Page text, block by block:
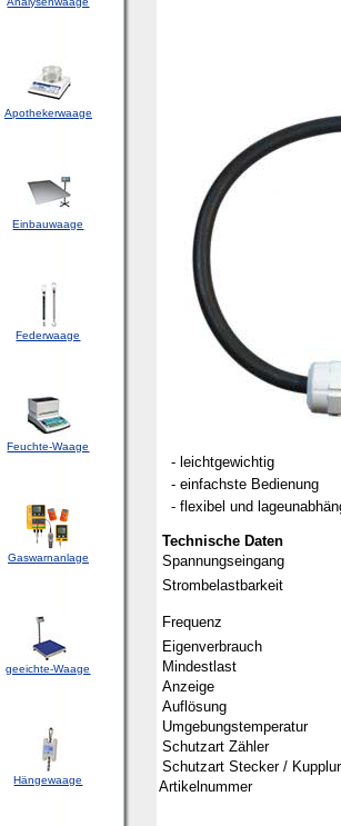
Apothekerwaage
Einbauwaage
Federwaage
Feuchte-Waage
Gaswarnanlage
geeichte-Waage
Hängewaage
- leichtgewichtig
- einfachste Bedienung
- flexibel und
Technische Daten
Spannungseingang
Strombelastbarkeit
Frequenz
Eigenverbrauch
Mindestlast
Anzeige
Auflösung
Umgebungstemperatur
Schutzart Zähler
Schutzart Stecker /
Artikelnummer